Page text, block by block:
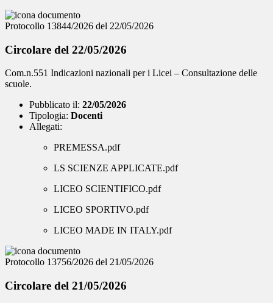
Protocollo 13844/2026 del 22/05/2026
Circolare del 22/05/2026
Com.n.551 Indicazioni nazionali per i Licei – Consultazione delle
scuole.
Pubblicato il: 22/05/2026
Tipologia: Docenti
Allegati:
PREMESSA.pdf
LS SCIENZE APPLICATE.pdf
LICEO SCIENTIFICO.pdf
LICEO SPORTIVO.pdf
LICEO MADE IN ITALY.pdf
Protocollo 13756/2026 del 21/05/2026
Circolare del 21/05/2026